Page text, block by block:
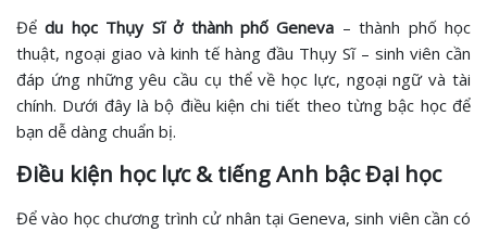
Đểdu học Thụy Sĩ ở thành phố Geneva – thành phố học
thuật, ngoại giao và kinh tế hàng đầu Thụy Sĩ – sinh viên cần
đáp ứng những yêu cầu cụ thể về học lực, ngoại ngữ và tài
chính. Dưới đây là bộ điều kiện chi tiết theo từng bậc học để
bạn dễ dàng chuẩn bị.
Điều kiện học lực & tiếng Anh bậc Đại học
Để vào học chương trình cử nhân tại Geneva, sinh viên cần có